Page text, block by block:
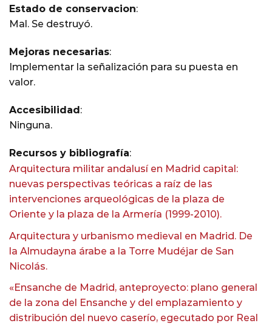
Estado de conservacion:
Mal. Se destruyó.
Mejoras necesarias:
Implementar la señalización para su puesta en
valor.
Accesibilidad:
Ninguna.
Recursos y bibliografía:
Arquitectura militar andalusí en Madrid capital:
nuevas perspectivas teóricas a raíz de las
intervenciones arqueológicas de la plaza de
Oriente y la plaza de la Armería (1999-2010).
Arquitectura y urbanismo medieval en Madrid. De
la Almudayna árabe a la Torre Mudéjar de San
Nicolás.
«Ensanche de Madrid, anteproyecto: plano general
de la zona del Ensanche y del emplazamiento y
distribución del nuevo caserío, egecutado por Real